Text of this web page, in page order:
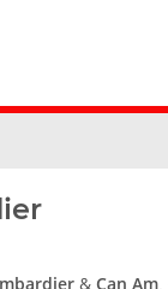
& Can Am,